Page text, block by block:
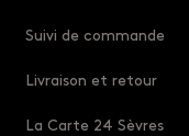
Suivi de commande
Livraison et retour
La Carte 24 Sèvres